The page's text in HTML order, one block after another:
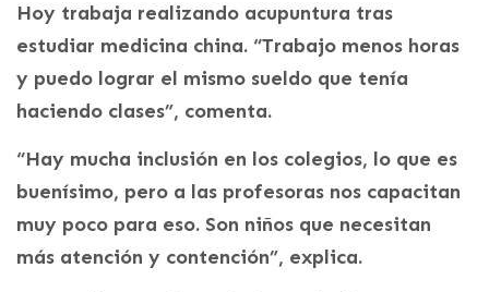
Hoy trabaja realizando acupuntura tras
estudiar medicina china. “Trabajo menos horas
y puedo lograr el mismo sueldo que tenía
haciendo clases”, comenta.
“Hay mucha inclusión en los colegios, lo que es
buenísimo, pero a las profesoras nos capacitan
muy poco para eso. Son niños que necesitan
más atención y contención”, explica.